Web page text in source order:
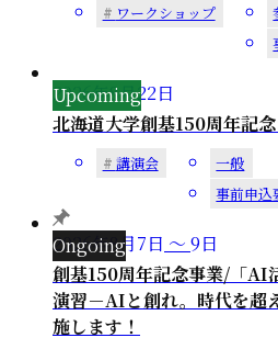
ワークショップ
2026年8月22日
北海道大学創基150周年記
講演会
一般
事前申込
2026年8月7日 ～ 9日
創基150周年記念事業/「AI
演習－AIと創れ。時代を超
施します！